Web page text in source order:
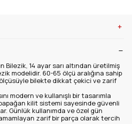
+
Bilezik, 14 ayar sarı altından üretilmiş
modelidir. 60-65 ölçü aralığına sahip
bilekte dikkat çekici ve zarif
modern ve kullanışlı bir tasarımla
kilit sistemi sayesinde güvenli
Günlük kullanımda ve özel gün
zarif bir parça olarak tercih